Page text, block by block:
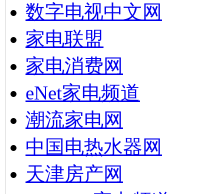
数字电视中文网
家电联盟
家电消费网
eNet家电频道
潮流家电网
中国电热水器网
天津房产网